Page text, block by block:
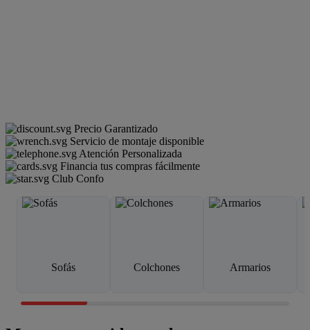
Precio Garantizado
Servicio de montaje disponible
Atención Personalizada
Financia tus compras fácilmente
Club Confo
Sofás Colchones Armarios